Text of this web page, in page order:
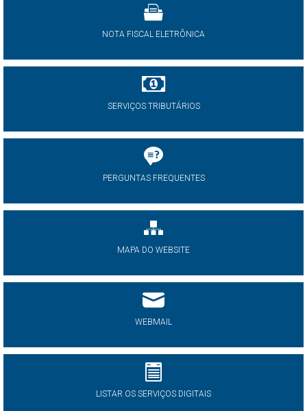
NOTA FISCAL ELETRÔNICA
SERVIÇOS TRIBUTÁRIOS
PERGUNTAS FREQUENTES
MAPA DO WEBSITE
WEBMAIL
LISTAR OS SERVIÇOS DIGITAIS